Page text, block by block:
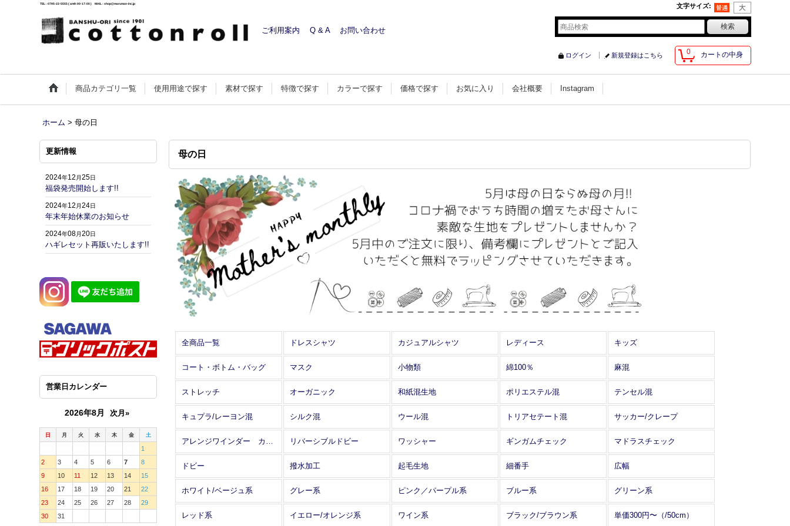
TEL : 0795-22-5555 ( am9:00-17:00 ) MAIL : shop@maruman-inc.jp 文字サイズ:
ご利用案内 Q & A お問い合わせ
0 カートの中身
ログイン 新規登録はこちら
商品カテゴリ一覧 使用用途で探す 素材で探す 特徴で探す カラーで探す 価格で探す お気に入り 会社概要 Instagram
ホーム > 母の日
更新情報
2024年12 月25日
福袋発売開始します!!
2024年12 月24日
年末年始休業のお知らせ
2024年08月20日
ハギレセット再販いたします!!
営業日カレンダー
2026年8月 次月»
日 月 火 水 木 金 土
1
2
3 4 5 6 7
8
9
10 11 12 13 14
15
16
17 18 19 20 21
22
23
24 25 26 27 28
29
30
31
母の日
全商品一覧 ドレスシャツ カジュアルシャツ レディース キッズ
コート・ボトム・バッグ マスク 小物類 綿100％ 麻混
ストレッチ オーガニック 和紙混生地 ポリエステル混 テンセル混
キュプラ/レーヨン混 シルク混 ウール混 トリアセテート混 サッカー/クレープ
リバーシブルドビー ワッシャー ギンガムチェック マドラスチェック
ドビー 撥水加工 起毛生地 細番手 広幅
ホワイト/ベージュ系 グレー系 ピンク／パープル系 ブルー系 グリーン系
レッド系 イエロー/オレンジ系 ワイン系 ブラック/ブラウン系 単価300円〜（/50cm）